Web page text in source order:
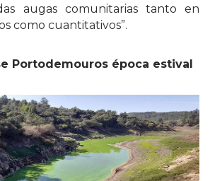
augas comunitarias tanto en
como cuantitativos”.
Portodemouros época estival